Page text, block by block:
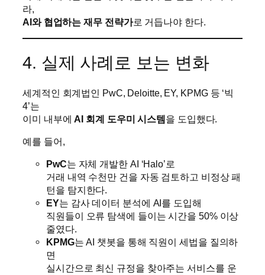
라,
AI와 협업하는 재무 전략가로 거듭나야 한다.
4. 실제 사례로 보는 변화
세계적인 회계법인 PwC, Deloitte, EY, KPMG 등 ‘빅
4’는
이미 내부에AI 회계 도우미 시스템을 도입했다.
예를 들어,
PwC는 자체 개발한 AI ‘Halo’로
거래 내역 수천만 건을 자동 검토하고 비정상 패
턴을 탐지한다.
EY는 감사 데이터 분석에 AI를 도입해
직원들이 오류 탐색에 들이는 시간을 50% 이상
줄였다.
KPMG는 AI 챗봇을 통해 직원이 세법을 질의하
면
실시간으로 최신 규정을 찾아주는 서비스를 운